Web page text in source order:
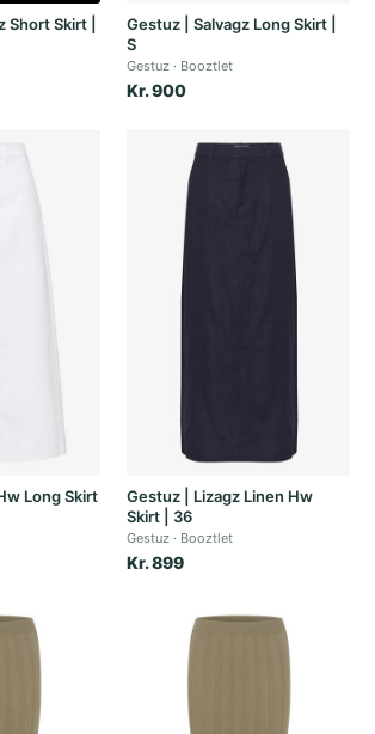
Skirt |
Gestuz | Salvagz Long Skirt |
S
Gestuz Booztlet
Kr. 900
Long Skirt
Gestuz | Lizagz Linen Hw
Skirt | 36
Gestuz Booztlet
Kr. 899